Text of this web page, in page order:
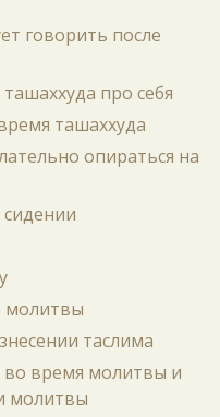
говорить после
про себя
ташаххуда
опираться на
сидении
молитвы
таслима
во время молитвы и
молитвы